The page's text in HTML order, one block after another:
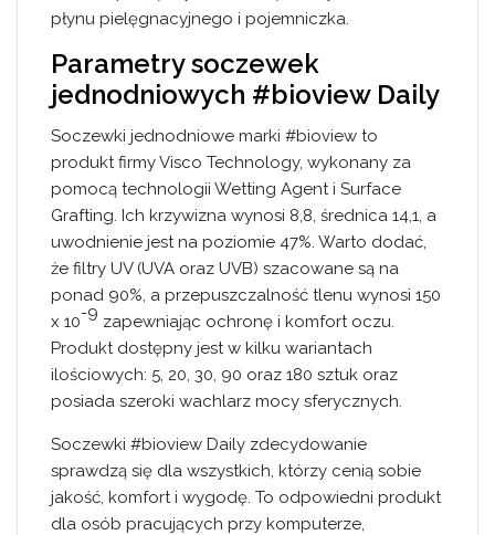
płynu pielęgnacyjnego i pojemniczka.
Parametry soczewek
jednodniowych #bioview Daily
Soczewki jednodniowe marki #bioview to
produkt firmy Visco Technology, wykonany za
pomocą technologii Wetting Agent i Surface
Grafting. Ich krzywizna wynosi 8,8, średnica 14,1, a
uwodnienie jest na poziomie 47%. Warto dodać,
że filtry UV (UVA oraz UVB) szacowane są na
ponad 90%, a przepuszczalność tlenu wynosi 150
x 10-9 zapewniając ochronę i komfort oczu.
Produkt dostępny jest w kilku wariantach
ilościowych: 5, 20, 30, 90 oraz 180 sztuk oraz
posiada szeroki wachlarz mocy sferycznych.
Soczewki #bioview Daily zdecydowanie
sprawdzą się dla wszystkich, którzy cenią sobie
jakość, komfort i wygodę. To odpowiedni produkt
dla osób pracujących przy komputerze,